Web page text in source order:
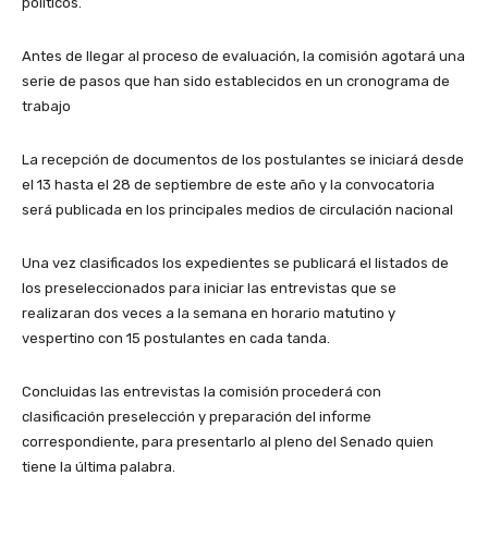
Antes de llegar al proceso de evaluación, la comisión agotará una
serie de pasos que han sido establecidos en un cronograma de
trabajo
La recepción de documentos de los postulantes se iniciará desde
el 13 hasta el 28 de septiembre de este año y la convocatoria
será publicada en los principales medios de circulación nacional
Una vez clasificados los expedientes se publicará el listados de
los preseleccionados para iniciar las entrevistas que se
realizaran dos veces a la semana en horario matutino y
vespertino con 15 postulantes en cada tanda.
Concluidas las entrevistas la comisión procederá con
clasificación preselección y preparación del informe
correspondiente, para presentarlo al pleno del Senado quien
tiene la última palabra.